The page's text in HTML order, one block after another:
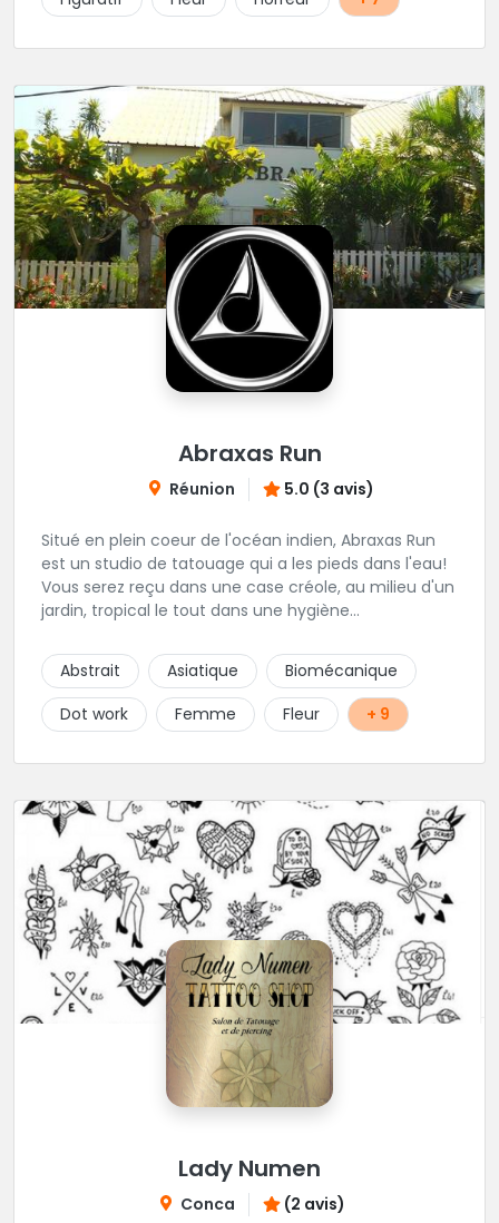
Abraxas Run
Réunion 5.0 (3 avis)
Situé en plein coeur de l'océan indien, Abraxas Run
est un studio de tatouage qui a les pieds dans l'eau!
Vous serez reçu dans une case créole, au milieu d'un
jardin, tropical le tout dans une hygiène
choix de bijoux et uniquement dans des matières
biocompatibles! Vous le trouverez à Saint-Gilles les
Bains...les doigts de pieds en éventail...
Abstrait Asiatique
Biomécanique
Dot work
Femme Fleur + 9
Lady Numen
Conca (2 avis)